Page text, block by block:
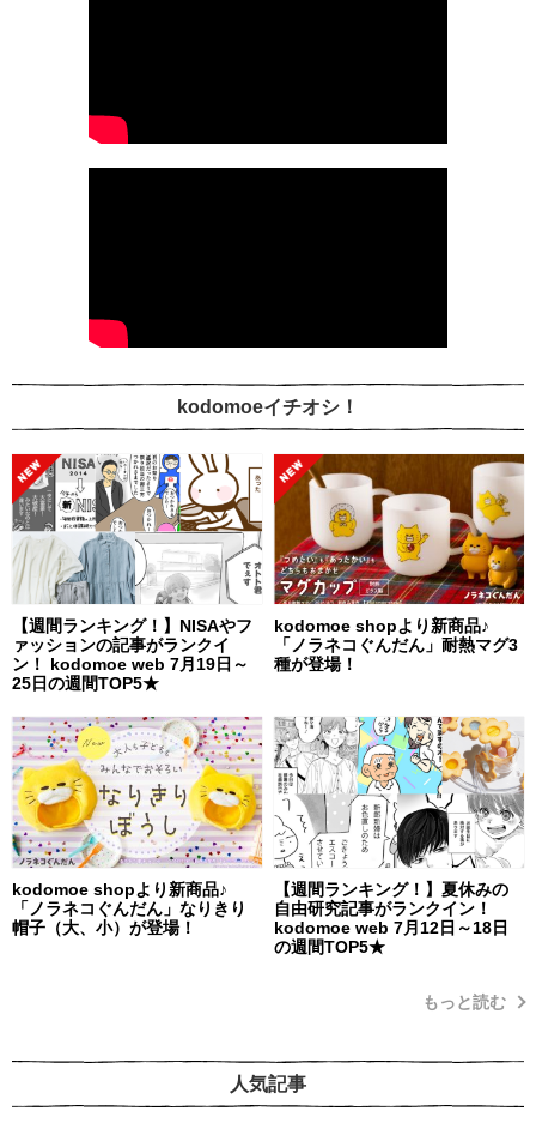
kodomoeイチオシ！
【週間ランキング！】NISAやフ
ァッションの記事がランクイ
ン！ kodomoe web 7月19日～
25日の週間TOP5★
kodomoe shopより新商品♪
「ノラネコぐんだん」耐熱マグ3
種が登場！
kodomoe shopより新商品♪
「ノラネコぐんだん」なりきり
帽子（大、小）が登場！
【週間ランキング！】夏休みの
自由研究記事がランクイン！
kodomoe web 7月12日～18日
の週間TOP5★
もっと読む
人気記事